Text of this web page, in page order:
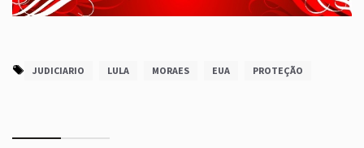
JUDICIARIO LULA MORAES EUA PROTEÇÃO